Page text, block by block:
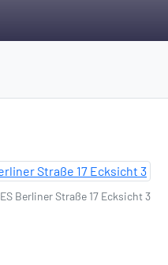
ES Berliner Straße 17 Ecksicht 3